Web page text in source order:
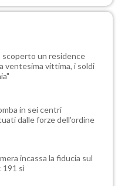
scoperto un residence
ventesima vittima, i soldi
in sei centri
dalle forze dell'ordine
incassa la fiducia sul
191 sì